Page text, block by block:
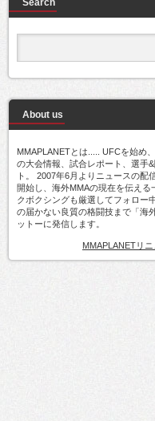
Search
About us
MMAPLANETとは..... UFCを始め
の大会情報、試合レポート、選手
ト。 2007年6月よりニュースの
開始し、海外MMAの現在を伝え
クボクシングも厳選してフォロー
の届かない良質の格闘技まで「海
ットーに発信します。
MMAPLANETリ